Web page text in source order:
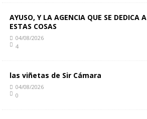
AYUSO, Y LA AGENCIA QUE SE DEDICA A
ESTAS COSAS
04/08/2026
4
las viñetas de Sir Cámara
04/08/2026
0